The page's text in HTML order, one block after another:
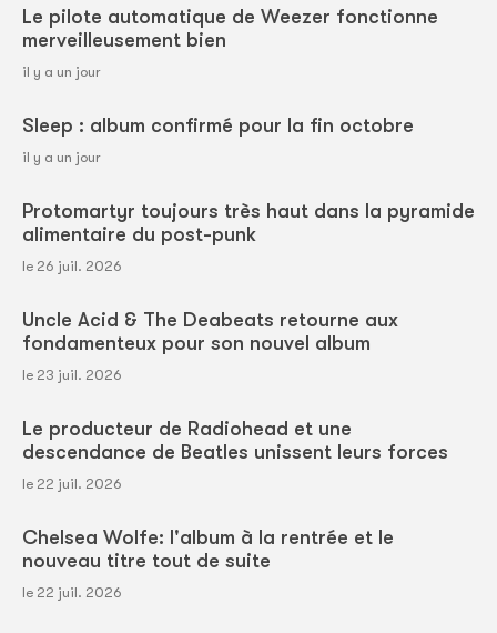
Le pilote automatique de Weezer fonctionne
merveilleusement bien
il y a un jour
Sleep : album confirmé pour la fin octobre
il y a un jour
Protomartyr toujours très haut dans la pyramide
alimentaire du post-punk
le 26 juil. 2026
Uncle Acid & The Deabeats retourne aux
fondamenteux pour son nouvel album
le 23 juil. 2026
Le producteur de Radiohead et une
descendance de Beatles unissent leurs forces
le 22 juil. 2026
Chelsea Wolfe: l'album à la rentrée et le
nouveau titre tout de suite
le 22 juil. 2026